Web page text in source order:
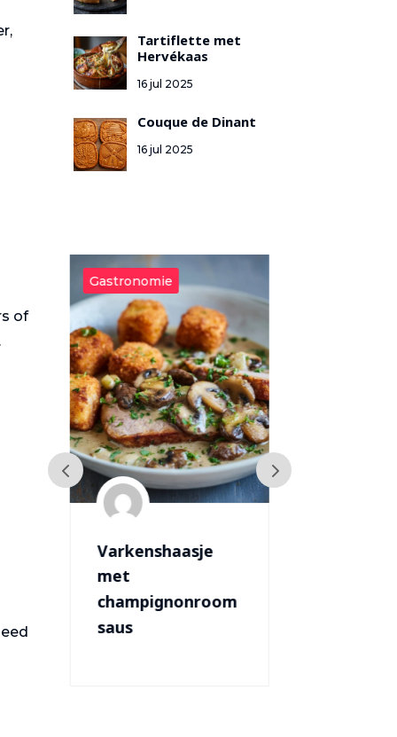
of
Tartiflette met
Hervékaas
16 jul 2025
Couque de Dinant
16 jul 2025
Gastronomie
Zalm met
asperges